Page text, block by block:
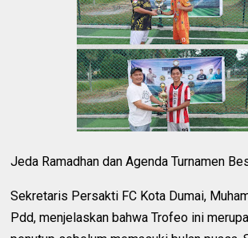
Jeda Ramadhan dan Agenda Turnamen
Sekretaris Persakti FC Kota Dumai,
Pdd, menjelaskan bahwa Trofeo ini